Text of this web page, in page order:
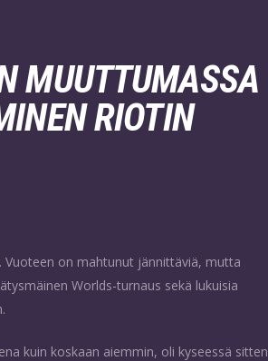
MUUTTUMASSA
RIOTIN
Vuoteen on mahtunut jännittäviä, mutta
Worlds-turnaus sekä lukuisia
kuin koskaan aiemmin, oli kyseessä sitten